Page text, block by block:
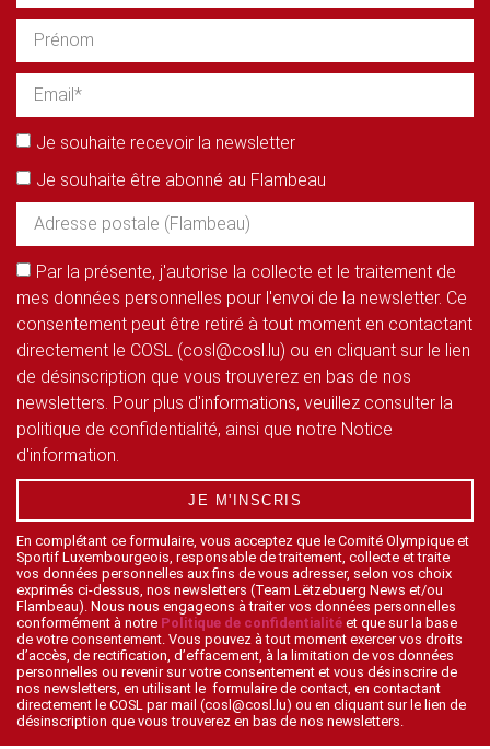
Je souhaite recevoir la newsletter
Je souhaite être abonné au Flambeau
Par la présente, j'autorise la collecte et le traitement de
mes données personnelles pour l'envoi de la newsletter. Ce
consentement peut être retiré à tout moment en contactant
directement le COSL (cosl@cosl.lu) ou en cliquant sur le lien
de désinscription que vous trouverez en bas de nos
newsletters. Pour plus d'informations, veuillez consulter la
politique de confidentialité, ainsi que notre Notice
d'information.
JE M'INSCRIS
En complétant ce formulaire, vous acceptez que le Comité Olympique et
Sportif Luxembourgeois, responsable de traitement, collecte et traite
vos données personnelles aux fins de vous adresser, selon vos choix
exprimés ci-dessus, nos newsletters (Team Lëtzebuerg News et/ou
Flambeau). Nous nous engageons à traiter vos données personnelles
conformément à notre Politique de confidentialité et que sur la base
de votre consentement. Vous pouvez à tout moment exercer vos droits
d’accès, de rectification, d’effacement, à la limitation de vos données
personnelles ou revenir sur votre consentement et vous désinscrire de
nos newsletters, en utilisant le formulaire de contact, en contactant
directement le COSL par mail (cosl@cosl.lu) ou en cliquant sur le lien de
désinscription que vous trouverez en bas de nos newsletters.